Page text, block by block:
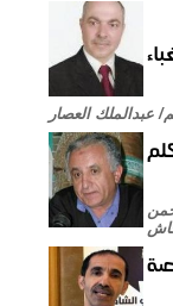
عبدالملك العصار